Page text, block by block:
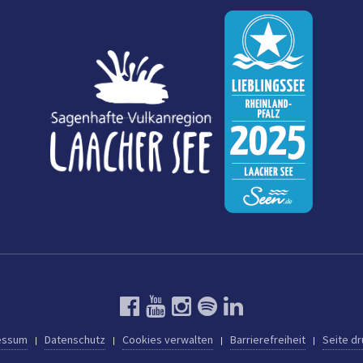
Datenschutz Cookies verwalten Barrierefreiheit Seite